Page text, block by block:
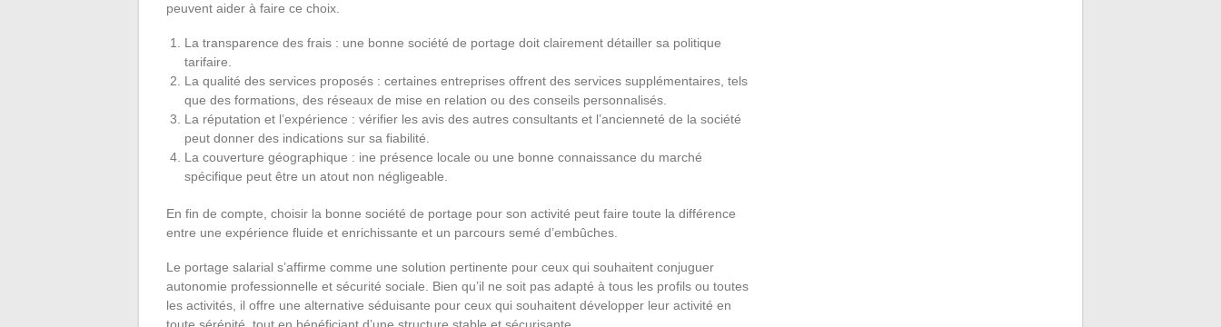
peuvent aider à faire ce choix.
La transparence des frais : une bonne société de portage doit clairement détailler sa politique
tarifaire.
La qualité des services proposés : certaines entreprises offrent des services supplémentaires, tels
que des formations, des réseaux de mise en relation ou des conseils personnalisés.
La réputation et l’expérience : vérifier les avis des autres consultants et l’ancienneté de la société
peut donner des indications sur sa fiabilité.
La couverture géographique : ine présence locale ou une bonne connaissance du marché
spécifique peut être un atout non négligeable.
En fin de compte, choisir la bonne société de portage pour son activité peut faire toute la différence
entre une expérience fluide et enrichissante et un parcours semé d’embûches.
Le portage salarial s’affirme comme une solution pertinente pour ceux qui souhaitent conjuguer
autonomie professionnelle et sécurité sociale. Bien qu’il ne soit pas adapté à tous les profils ou toutes
les activités, il offre une alternative séduisante pour ceux qui souhaitent développer leur activité en